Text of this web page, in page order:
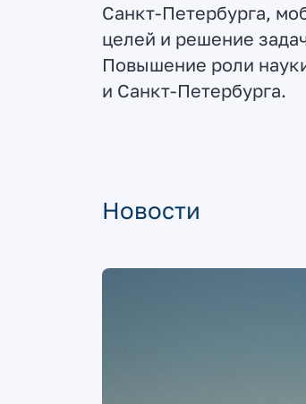
Санкт-Петербурга,
целей и решение
Повышение роли
и Санкт-Петербурга.
Новости